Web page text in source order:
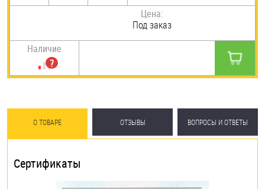
Цена:
Под заказ
Наличие
О ТОВАРЕ ОТЗЫВЫ ВОПРОСЫ И ОТВЕТЫ
Сертификаты